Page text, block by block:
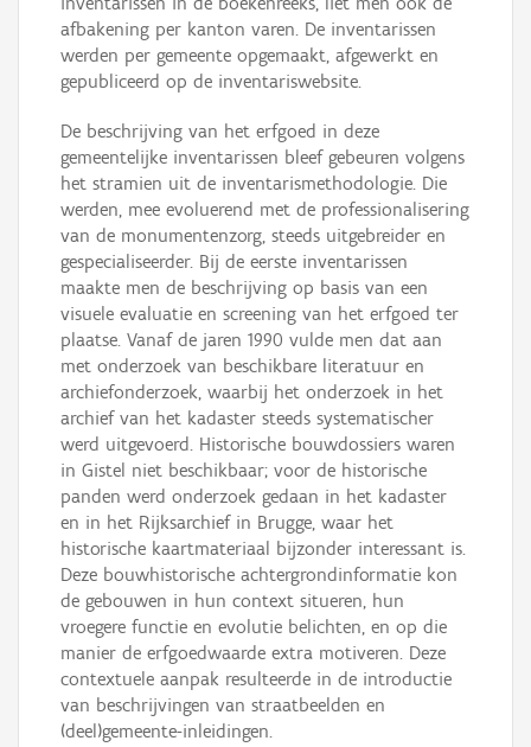
afbakening per kanton varen. De inventarissen
werden per gemeente opgemaakt, afgewerkt en
gepubliceerd op de inventariswebsite.
De beschrijving van het erfgoed in deze
gemeentelijke inventarissen bleef gebeuren volgens
het stramien uit de inventarismethodologie. Die
werden, mee evoluerend met de professionalisering
van de monumentenzorg, steeds uitgebreider en
gespecialiseerder. Bij de eerste inventarissen
maakte men de beschrijving op basis van een
visuele evaluatie en screening van het erfgoed ter
plaatse. Vanaf de jaren 1990 vulde men dat aan
met onderzoek van beschikbare literatuur en
archiefonderzoek, waarbij het onderzoek in het
archief van het kadaster steeds systematischer
werd uitgevoerd. Historische bouwdossiers waren
in Gistel niet beschikbaar; voor de historische
panden werd onderzoek gedaan in het kadaster
en in het Rijksarchief in Brugge, waar het
historische kaartmateriaal bijzonder interessant is.
Deze bouwhistorische achtergrondinformatie kon
de gebouwen in hun context situeren, hun
vroegere functie en evolutie belichten, en op die
manier de erfgoedwaarde extra motiveren. Deze
contextuele aanpak resulteerde in de introductie
van beschrijvingen van straatbeelden en
(deel)gemeente-inleidingen.